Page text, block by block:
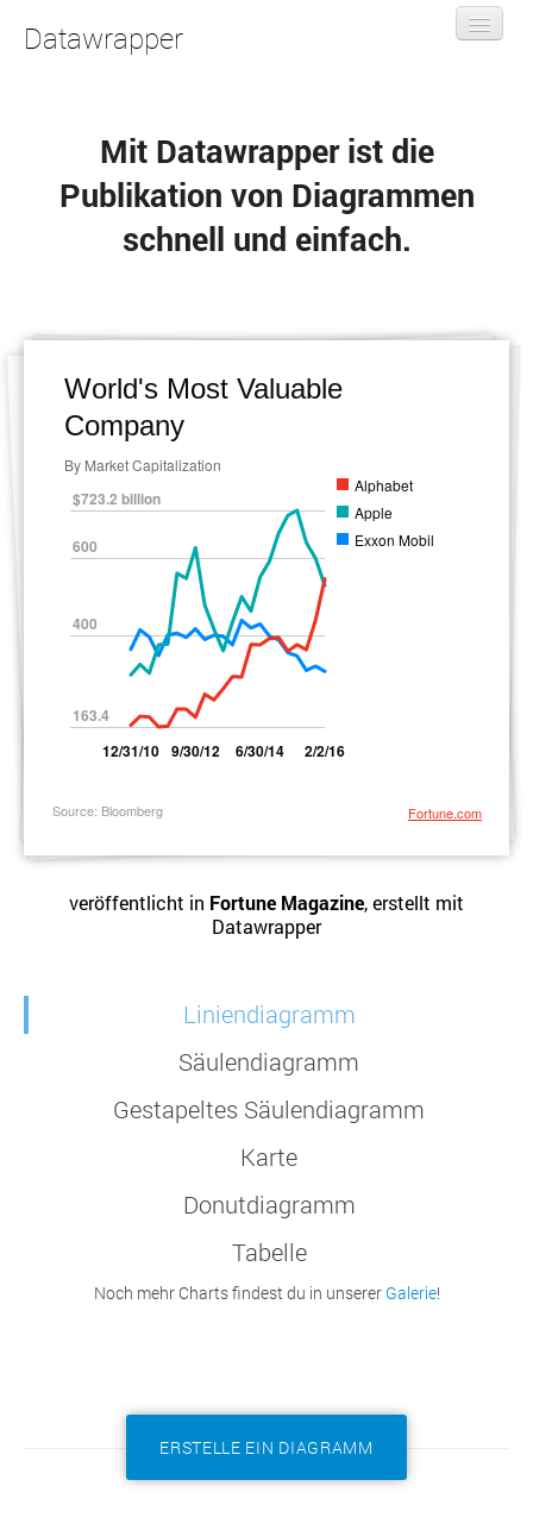
Datawrapper
Einloggen / Anmelden
Mit Datawrapper ist die
Publikation von Diagrammen
schnell und einfach.
veröffentlicht in Fortune Magazine, erstellt mit
Datawrapper
Liniendiagramm
Säulendiagramm
Gestapeltes Säulendiagramm
Karte
Donutdiagramm
Tabelle
Noch mehr Charts findest du in unserer Galerie!
ERSTELLE EIN DIAGRAMM